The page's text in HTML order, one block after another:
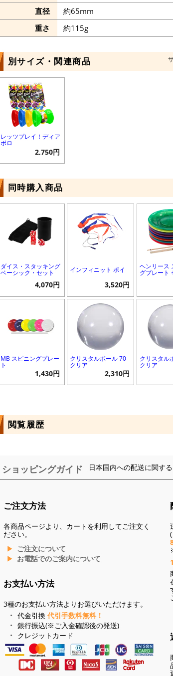
直径
約65mm
重さ
約115g
別サイズ・関連商品
レッツプレイ！ディア
ボロ
2,750円
同時購入商品
ダイス・スタッキング
ベーシック・セット
4,070円
インフィニット ポイ
3,520円
ヘンリース
グプレート
MB スピニングプレー
ト
1,430円
クリスタルボール 70
クリア
2,310円
クリスタル
クリア
閲覧履歴
ショッピングガイド 日本国内への配送に関す
ご注文方法
各商品ページより、カートを利用してご注文く
ださい。
ご注文について
お電話でのご案内について
お支払い方法
3種のお支払い方法よりお選びいただけます。
代金引換 代引手数料無料！
銀行振込(※ご入金確認後の発送)
クレジットカード
(